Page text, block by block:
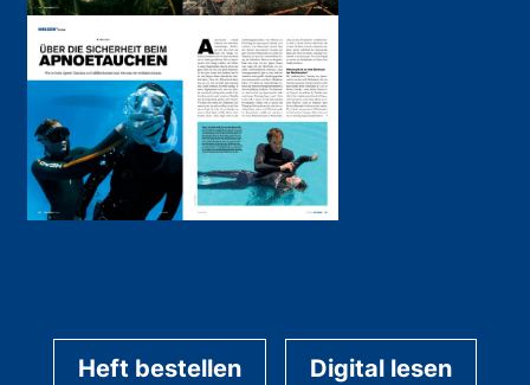
Heft bestellen Digital lesen